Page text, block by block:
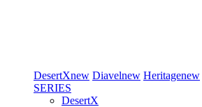
DesertXnew Diavelnew Heritagenew
SERIES
DesertX